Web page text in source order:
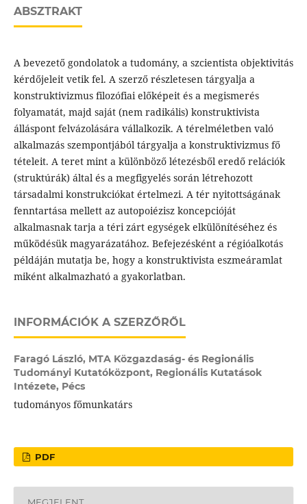
ABSZTRAKT
A bevezető gondolatok a tudomány, a szcientista objektivitás
kérdőjeleit vetik fel. A szerző részletesen tárgyalja a
konstruktivizmus filozófiai előképeit és a megismerés
folyamatát, majd saját (nem radikális) konstruktivista
álláspont felvázolására vállalkozik. A térelméletben való
alkalmazás szempontjából tárgyalja a konstruktivizmus fő
tételeit. A teret mint a különböző létezésből eredő relációk
(struktúrák) által és a megfigyelés során létrehozott
társadalmi konstrukciókat értelmezi. A tér nyitottságának
fenntartása mellett az autopoiézisz koncepcióját
alkalmasnak tarja a téri zárt egységek elkülönítéséhez és
működésük magyarázatához. Befejezésként a régióalkotás
példáján mutatja be, hogy a konstruktivista eszmeáramlat
miként alkalmazható a gyakorlatban.
INFORMÁCIÓK A SZERZŐRŐL
Faragó László, MTA Közgazdaság- és Regionális
Tudományi Kutatóközpont, Regionális Kutatások
Intézete, Pécs
tudományos főmunkatárs
PDF
MEGJELENT